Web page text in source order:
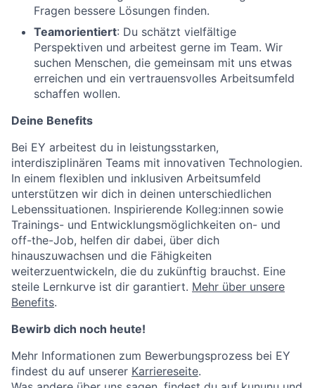
Fragen bessere Lösungen finden.
Teamorientiert: Du schätzt vielfältige
Perspektiven und arbeitest gerne im Team. Wir
suchen Menschen, die gemeinsam mit uns etwas
erreichen und ein vertrauensvolles Arbeitsumfeld
schaffen wollen.
Deine Benefits
Bei EY arbeitest du in leistungsstarken,
interdisziplinären Teams mit innovativen Technologien.
In einem flexiblen und inklusiven Arbeitsumfeld
unterstützen wir dich in deinen unterschiedlichen
Lebenssituationen. Inspirierende Kolleg:innen sowie
Trainings- und Entwicklungsmöglichkeiten on- und
off-the-Job, helfen dir dabei, über dich
hinauszuwachsen und die Fähigkeiten
weiterzuentwickeln, die du zukünftig brauchst. Eine
steile Lernkurve ist dir garantiert. Mehr über unsere
Benefits.
Bewirb dich noch heute!
Mehr Informationen zum Bewerbungsprozess bei EY
findest du auf unserer Karriereseite.